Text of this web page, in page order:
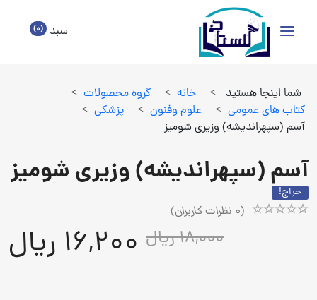
سبد (0)
شما اینجا هستید > خانه > گروه محصولات >
كتاب هاي عمومي > علوم وفنون > پزشكي >
آسم (سپهراندیشه) وزیری شومیز
آسم (سپهراندیشه) وزیری شومیز
حراج!
(
0 نظرات کاربران)
18,000 ریال 16,200 ریال